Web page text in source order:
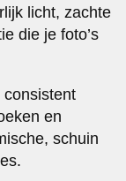
licht, zachte
die je foto’s
consistent
en
schuin